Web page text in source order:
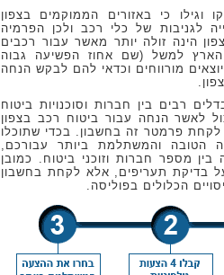
וגילו כי באזורים הממוקמים בצפון
לגניבות של כלי רכב ולכן הפרמיה
הינה זולה יותר מאשר עבור רכבים
למשל (שם אחוז הפשיעה גבוה
מורווחים וכדאי להם לבקש הנחה
רבים בין חברות וסוכנויות ביטוח
לאשר הנחה עבור ביטוח רכב בצפון
לקחת פרמטר זה בחשבון. בכדי שתוכלו
הטובה והמשתלמת ביותר עבורכם,
בין מספר חברות וזוכני ביטוח. כמובן
בדיקת תעריפים, אלא לקחת בחשבון
הכלולים בפוליסה.